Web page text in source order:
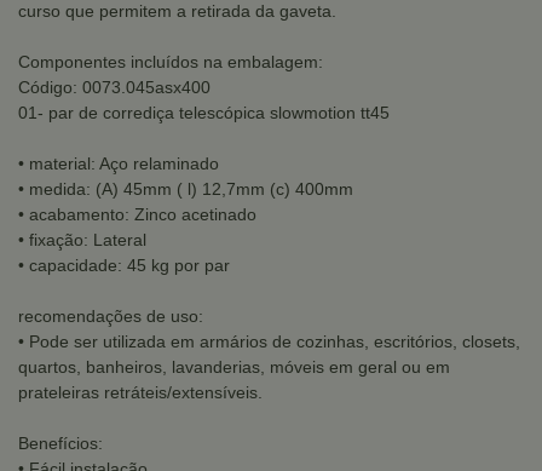
curso que permitem a retirada da gaveta.
Componentes incluídos na embalagem:
Código: 0073.045asx400
01- par de corrediça telescópica slowmotion tt45
• material: Aço relaminado
• medida: (A) 45mm ( l) 12,7mm (c) 400mm
• acabamento: Zinco acetinado
• fixação: Lateral
• capacidade: 45 kg por par
recomendações de uso:
• Pode ser utilizada em armários de cozinhas, escritórios, closets,
quartos, banheiros, lavanderias, móveis em geral ou em
prateleiras retráteis/extensíveis.
Benefícios: